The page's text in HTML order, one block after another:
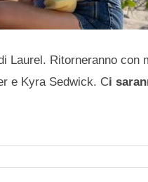
Laurel. Ritorneranno con
e Kyra Sedwick. Ci